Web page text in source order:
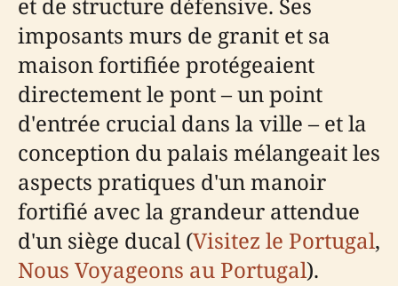
et de structure défensive. Ses
imposants murs de granit et sa
maison fortifiée protégeaient
directement le pont – un point
d'entrée crucial dans la ville – et la
conception du palais mélangeait les
aspects pratiques d'un manoir
fortifié avec la grandeur attendue
d'un siège ducal (Visitez le Portugal,
Nous Voyageons au Portugal).